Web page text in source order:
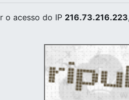
o acesso do IP 216.73.216.223